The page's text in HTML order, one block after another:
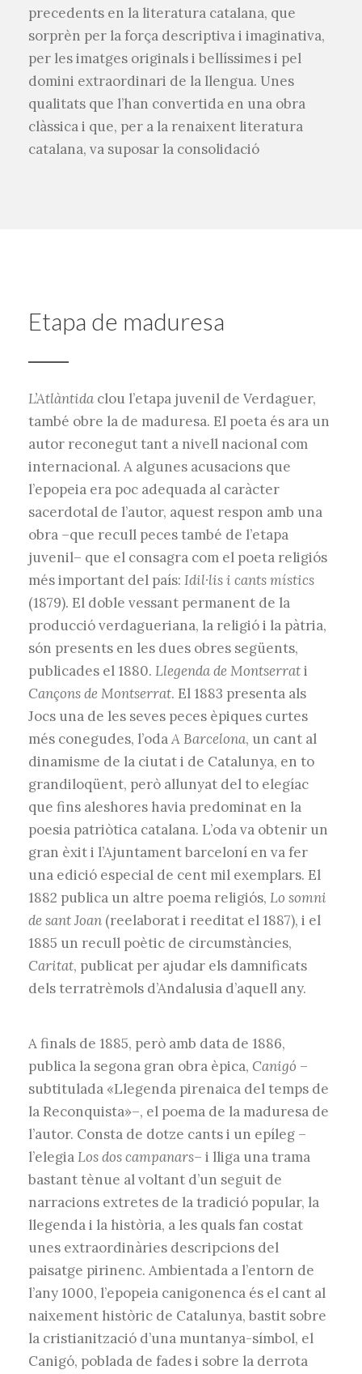
precedents en la literatura catalana, que
sorprèn per la força descriptiva i imaginativa,
per les imatges originals i bellíssimes i pel
domini extraordinari de la llengua. Unes
qualitats que l’han convertida en una obra
clàssica i que, per a la renaixent literatura
catalana, va suposar la consolidació
Etapa de maduresa
L’Atlàntida clou l’etapa juvenil de Verdaguer,
també obre la de maduresa. El poeta és ara un
autor reconegut tant a nivell nacional com
internacional. A algunes acusacions que
l’epopeia era poc adequada al caràcter
sacerdotal de l’autor, aquest respon amb una
obra –que recull peces també de l’etapa
juvenil– que el consagra com el poeta religiós
més important del país: Idil·lis i cants místics
(1879). El doble vessant permanent de la
producció verdagueriana, la religió i la pàtria,
són presents en les dues obres següents,
publicades el 1880. Llegenda de Montserrati
Cançons de Montserrat. El 1883 presenta als
Jocs una de les seves peces èpiques curtes
més conegudes, l’odaA Barcelona, un cant al
dinamisme de la ciutat i de Catalunya, en to
grandiloqüent, però allunyat del to elegíac
que fins aleshores havia predominat en la
poesia patriòtica catalana. L’oda va obtenir un
gran èxit i l’Ajuntament barceloní en va fer
una edició especial de cent mil exemplars. El
1882 publica un altre poema religiós, Lo somni
de sant Joan (reelaborat i reeditat el 1887), i el
1885 un recull poètic de circumstàncies,
Caritat, publicat per ajudar els damnificats
dels terratrèmols d’Andalusia d’aquell any.
A finals de 1885, però amb data de 1886,
publica la segona gran obra èpica, Canigó –
subtitulada «Llegenda pirenaica del temps de
la Reconquista»–, el poema de la maduresa de
l’autor. Consta de dotze cants i un epíleg –
l’elegiaLos dos campanars– i lliga una trama
bastant tènue al voltant d’un seguit de
narracions extretes de la tradició popular, la
llegenda i la història, a les quals fan costat
unes extraordinàries descripcions del
paisatge pirinenc. Ambientada a l’entorn de
l’any 1000, l’epopeia canigonenca és el cant al
naixement històric de Catalunya, bastit sobre
la cristianització d’una muntanya-símbol, el
Canigó, poblada de fades i sobre la derrota